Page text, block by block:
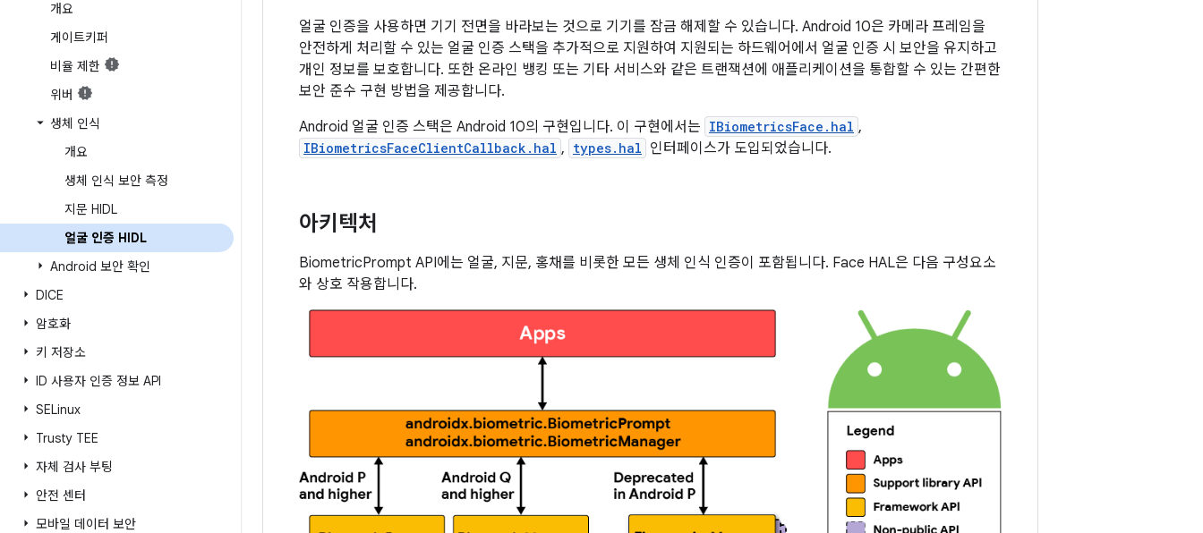
개요
게이트키퍼
비율 제한
위버
생체 인식
개요
생체 인식 보안 측정
지문 HIDL
얼굴 인증 HIDL
Android 보안 확인
DICE
암호화
키 저장소
ID 사용자 인증 정보 API
SELinux
Trusty TEE
자체 검사 부팅
안전 센터
모바일 데이터 보안
얼굴 인증을 사용하면 기기 전면을 바라보는 것으로 기기를 잠금 해제할 수 있습니다. Android 10은 카메라 프레임을
안전하게 처리할 수 있는 얼굴 인증 스택을 추가적으로 지원하여 지원되는 하드웨어에서 얼굴 인증 시 보안을 유지하고
개인 정보를 보호합니다. 또한 온라인 뱅킹 또는 기타 서비스와 같은 트랜잭션에 애플리케이션을 통합할 수 있는 간편한
보안 준수 구현 방법을 제공합니다.
Android 얼굴 인증 스택은 Android 10의 구현입니다. 이 구현에서는 IBiometricsFace.hal ,
IBiometricsFaceClientCallback.hal , types.hal 인터페이스가 도입되었습니다.
아키텍처
BiometricPrompt API에는 얼굴, 지문, 홍채를 비롯한 모든 생체 인식 인증이 포함됩니다. Face HAL은 다음 구성요소
와 상호 작용합니다.